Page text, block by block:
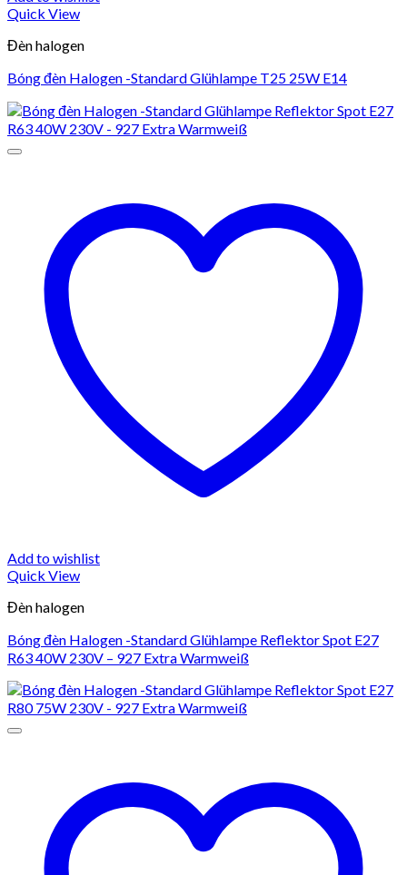
Quick View
Đèn halogen
Bóng đèn Halogen -Standard Glühlampe T25 25W E14
Add to wishlist
Quick View
Đèn halogen
Bóng đèn Halogen -Standard Glühlampe Reflektor Spot E27
R63 40W 230V – 927 Extra Warmweiß